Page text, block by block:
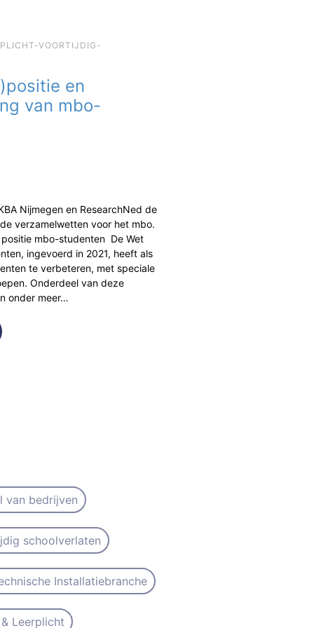
VOORTIJDIG-
en
van mbo-
Nijmegen en ResearchNed de
verzamelwetten voor het mbo.
mbo-studenten De Wet
ingevoerd in 2021, heeft als
te verbeteren, met speciale
Onderdeel van deze
onder meer…
van bedrijven
schoolverlaten
Installatiebranche
Leerplicht